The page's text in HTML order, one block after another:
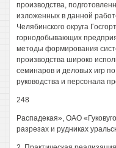
производства,
изложенных в данной
Челябинского округа
горнодобывающих
методы формирования
производства широко
семинаров и деловых игр
руководства и персонала
248
Распадекая», ОАО
разрезах и рудниках